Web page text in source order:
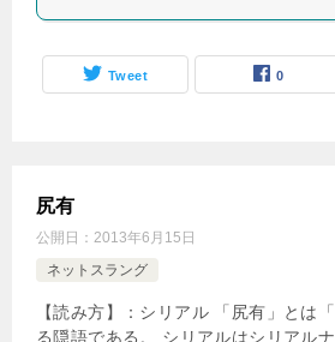
Tweet 0
尻有
公開日： 2013年6月15日
ネットスラング
【読み方】：シリアル 「尻有」とは
る隠語である。 シリアルはシリアル